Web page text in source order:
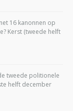
16 kanonnen op
Kerst (tweede helft
tweede politionele
helft december